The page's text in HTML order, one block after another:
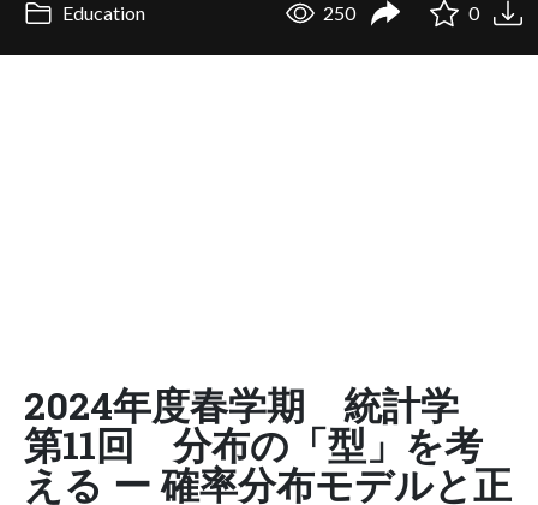
Education 250 0
2024年度春学期 統計学
第11回 分布の「型」を考
える ー 確率分布モデルと正